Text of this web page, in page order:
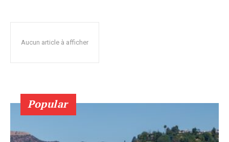
Aucun article à afficher
Popular